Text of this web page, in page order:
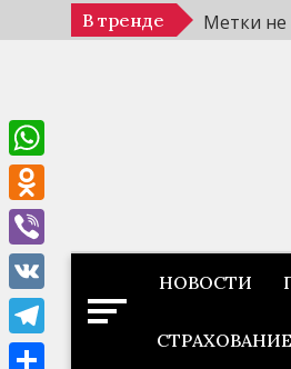
к
В тренде Метки
НОВОСТИ
WhatsApp
Odnoklassniki
Viber
VK
Telegram